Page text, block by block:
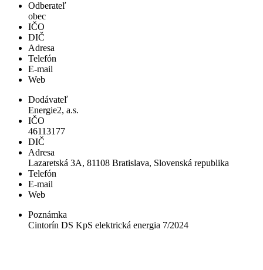
Odberateľ
obec
IČO
DIČ
Adresa
Telefón
E-mail
Web
Dodávateľ
Energie2, a.s.
IČO
46113177
DIČ
Adresa
Lazaretská 3A, 81108 Bratislava, Slovenská republika
Telefón
E-mail
Web
Poznámka
Cintorín DS KpS elektrická energia 7/2024